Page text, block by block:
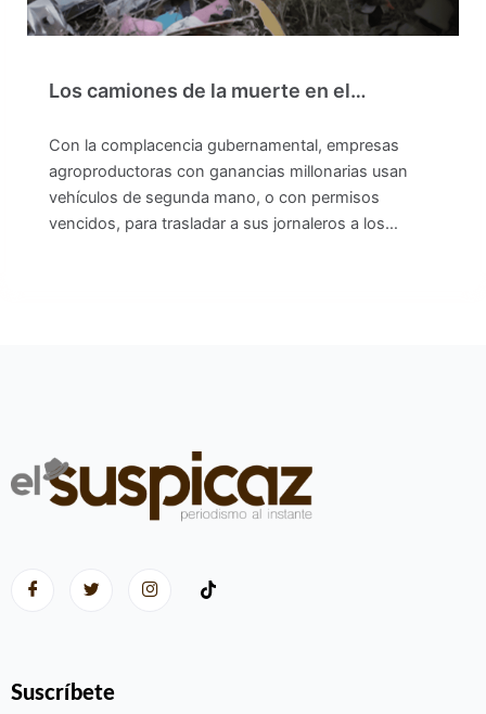
Los camiones de la muerte en el…
Con la complacencia gubernamental, empresas
agroproductoras con ganancias millonarias usan
vehículos de segunda mano, o con permisos
vencidos, para trasladar a sus jornaleros a los…
Suscríbete